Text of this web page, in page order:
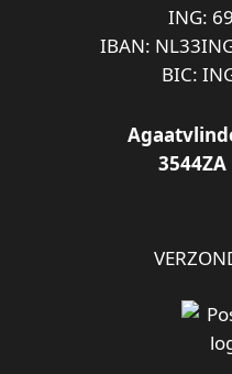
ING:
IBAN:
BIC: